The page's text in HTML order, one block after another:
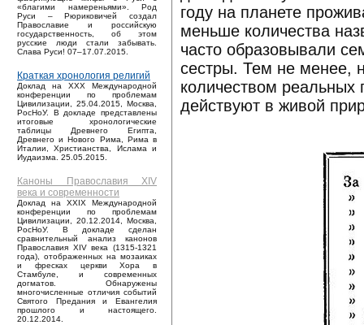
«благими намереньями». Род
Руси – Рюриковичей создал
Православие и российскую
государственность, об этом
русские люди стали забывать.
Слава Руси! 07–17.07.2015.
Краткая хронология религий
Доклад на XXX Международной
конференции по проблемам
Цивилизации, 25.04.2015, Москва,
РосНоУ. В докладе представлены
итоговые хронологические
таблицы Древнего Египта,
Древнего и Нового Рима, Рима в
Италии, Христианства, Ислама и
Иудаизма. 25.05.2015.
Каноны Православия XIV
века и современности
Доклад на XXIX Международной
конференции по проблемам
Цивилизации, 20.12.2014, Москва,
РосНоУ. В докладе сделан
сравнительный анализ канонов
Православия XIV века (1315-1321
года), отображенных на мозаиках
и фресках церкви Хора в
Стамбуле, и современных
догматов. Обнаружены
многочисленные отличия событий
Святого Предания и Евангелия
прошлого и настоящего.
20.12.2014.
году на планете
меньше количества
часто образовывали
сестры. Тем не менее,
количеством реальных
действуют в живой